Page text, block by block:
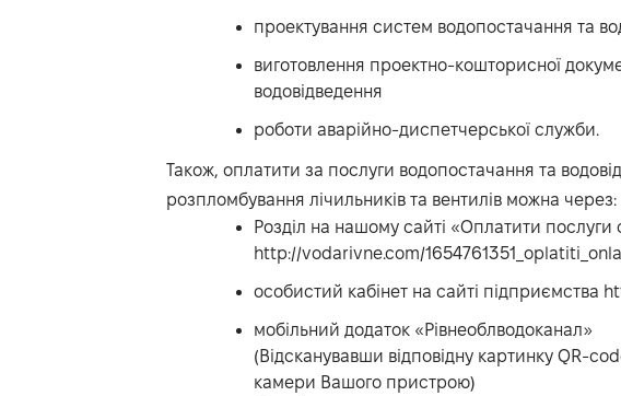
проектування систем водопостачання та
виготовлення проектно-кошторисної
водовідведення
роботи аварійно-диспетчерської служби.
Також, оплатити за послуги водопостачання та
розпломбування лічильників та вентилів можна через:
Розділ на нашому сайті «Оплатити послуги
http://vodarivne.com/
особистий кабінет на сайті підприємства
мобільний додаток «Рівнеоблводоканал»
(Відсканувавши відповідну картинку QR-
камери Вашого пристрою)